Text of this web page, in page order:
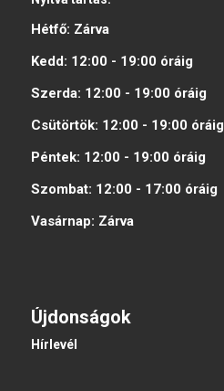
Hétfő: Zárva
Kedd: 12:00 - 19:00 óráig
Szerda: 12:00 - 19:00 óráig
Csütörtök: 12:00 - 19:00 óráig
Péntek: 12:00 - 19:00 óráig
Szombat: 12:00 - 17:00 óráig
Vasárnap: Zárva
Újdonságok
Hírlevél